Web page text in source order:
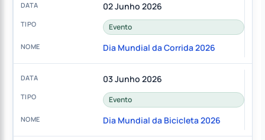
02 Junho 2026
Evento
Dia Mundial da Corrida 2026
03 Junho 2026
Evento
Dia Mundial da Bicicleta 2026